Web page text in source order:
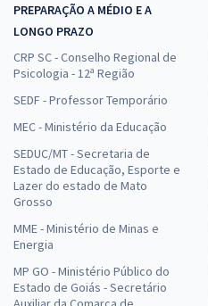
SEDF - Efetivo - Professor de
Orientador
ou 12x de
Economize
SEDF - Efetivo - Professor de
PREPARAÇÃO A MÉDIO E A
LONGO PRAZO
CRP SC - Conselho Regional de
Psicologia - 12ª Região
SEDF - Professor Temporário
MEC - Ministério da Educação
SEDUC/MT - Secretaria de
Estado de Educação, Esporte e
Lazer do estado de Mato
Grosso
MME - Ministério de Minas e
Energia
MP GO - Ministério Público do
Estado de Goiás - Secretário